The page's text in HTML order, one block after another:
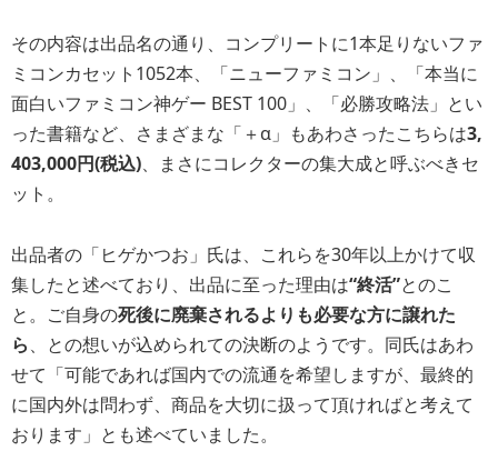
集したと述べており、出品に至った理由は“終活”とのこ
と。ご自身の 死後に廃棄されるよりも必要な方に譲れた
ら、との想いが込められての決断のようです。同氏はあわ
せて「可能であれば国内での流通を希望しますが、最終的
に国内外は問わず、商品を大切に扱って頂ければと考えて
おります」とも述べていました。
なお、今回の 出品物はすでに売り切れていますが、同出品
者から「ニンテンドー64カセット195本(コンプリートまで
あと1本)」や「 PCエンジンHuカード（コンプリート）」な
どの内容も出品されています。
「ファミコンカセット1052本」がメルカリに登場―「あと
1本でコンプリート」の貴重なカセット群が“ゲーマーの終